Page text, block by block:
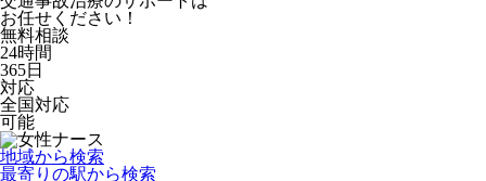
お任せください！
無料相談
24時間
365日
対応
全国対応
可能
地域から検索
最寄りの駅から検索